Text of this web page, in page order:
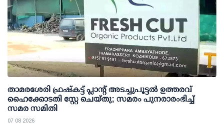
താമരശേരി ഫ്രഷ്കട്ട് പ്ലാന്റ് അടച്ചുപൂട്ടൽ ഉത്തരവ്
ഹൈക്കോടതി സ്റ്റേ ചെയ്തു; സമരം പുനരാരംഭിച്ച്
സമര സമിതി
07 08 2026